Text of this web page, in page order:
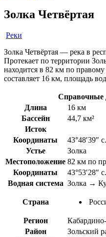
Золка Четвёртая
Реки
Золка Четвёртая — река в
Протекает по территории
находится в 82 км по
составляет 16 км, площадь
Справочные
Длина
16 км
Бассейн
44,7 км²
Исток
Координаты
43°48′39″
Устье
Золка
Местоположение 82 км по
Координаты
43°53′28″
Водная система Золка →
Страна
Регион
Район
Зольский